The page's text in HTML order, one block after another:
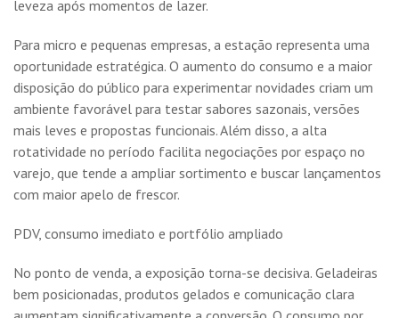
leveza após momentos de lazer.
Para micro e pequenas empresas, a estação representa uma
oportunidade estratégica. O aumento do consumo e a maior
disposição do público para experimentar novidades criam um
ambiente favorável para testar sabores sazonais, versões
mais leves e propostas funcionais. Além disso, a alta
rotatividade no período facilita negociações por espaço no
varejo, que tende a ampliar sortimento e buscar lançamentos
com maior apelo de frescor.
PDV, consumo imediato e portfólio ampliado
No ponto de venda, a exposição torna-se decisiva. Geladeiras
bem posicionadas, produtos gelados e comunicação clara